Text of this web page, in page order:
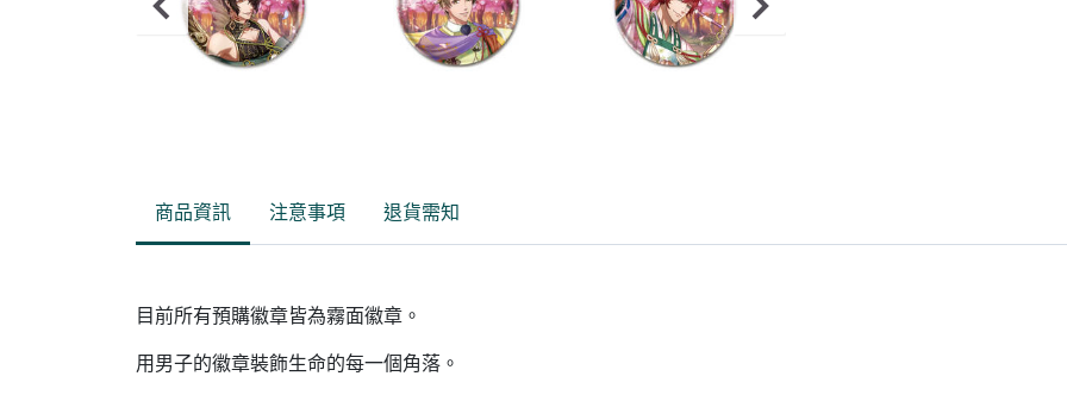
商品資訊 注意事項 退貨需知
目前所有預購徽章皆為霧面徽章。
用男子的徽章裝飾生命的每一個角落。